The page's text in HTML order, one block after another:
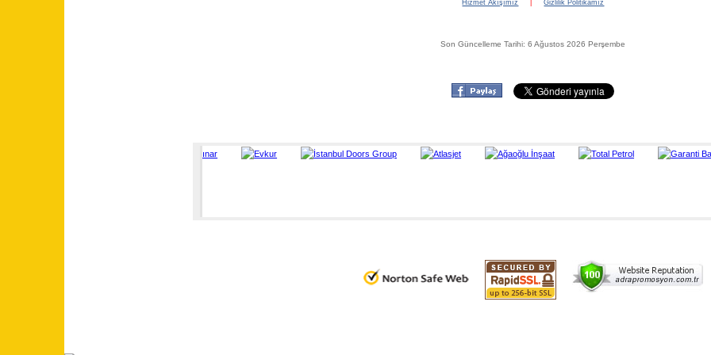
Hizmet Akışımız Gizlilik Politikamız
Son Güncelleme Tarihi: 6 Ağustos 2026 Perşembe